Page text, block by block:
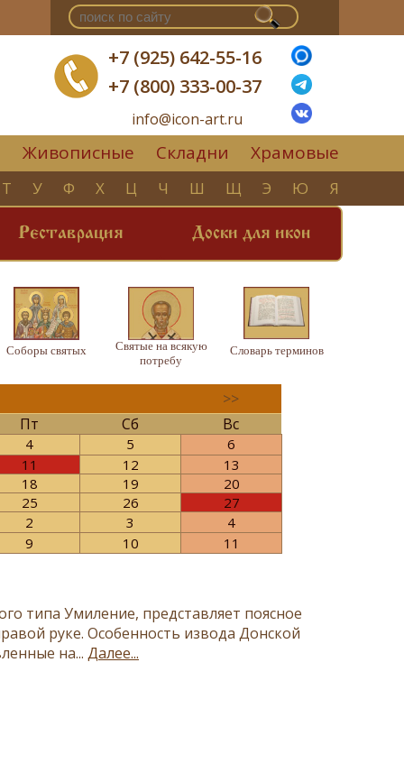
+7 (925) 642-55-16
+7 (800) 333-00-37
info@icon-art.ru
Живописные Складни Храмовые
Т У Ф Х Ц Ч Ш Щ Э Ю Я
Реставрация Доски для икон
Соборы святых
Святые на всякую
потребу
Словарь терминов
>>
Пт
Сб Вс
4 5
6
11
12
13
18
19
20
25
26
27
2
3
4
9
10 11
типа Умиление, представляет поясное
руке. Особенность извода Донской
на... Далее...